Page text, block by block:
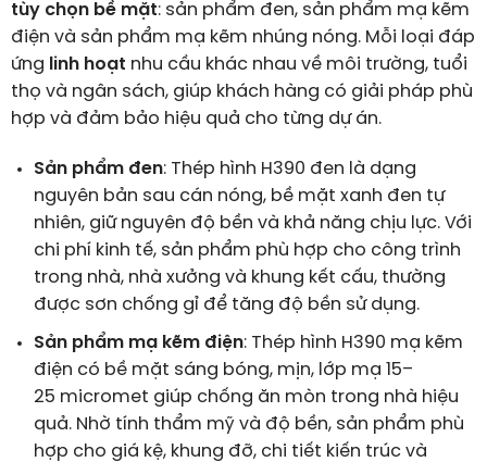
tùy chọn bề mặt: sản phẩm đen, sản phẩm mạ kẽm
điện và sản phẩm mạ kẽm nhúng nóng. Mỗi loại đáp
ứng linh hoạt nhu cầu khác nhau về môi trường, tuổi
thọ và ngân sách, giúp khách hàng có giải pháp phù
hợp và đảm bảo hiệu quả cho từng dự án.
Sản phẩm đen: Thép hình H390 đen là dạng
nguyên bản sau cán nóng, bề mặt xanh đen tự
nhiên, giữ nguyên độ bền và khả năng chịu lực. Với
chi phí kinh tế, sản phẩm phù hợp cho công trình
trong nhà, nhà xưởng và khung kết cấu, thường
được sơn chống gỉ để tăng độ bền sử dụng.
Sản phẩm mạ kẽm điện: Thép hình H390 mạ kẽm
điện có bề mặt sáng bóng, mịn, lớp mạ 15–
25 micromet giúp chống ăn mòn trong nhà hiệu
quả. Nhờ tính thẩm mỹ và độ bền, sản phẩm phù
hợp cho giá kệ, khung đỡ, chi tiết kiến trúc và